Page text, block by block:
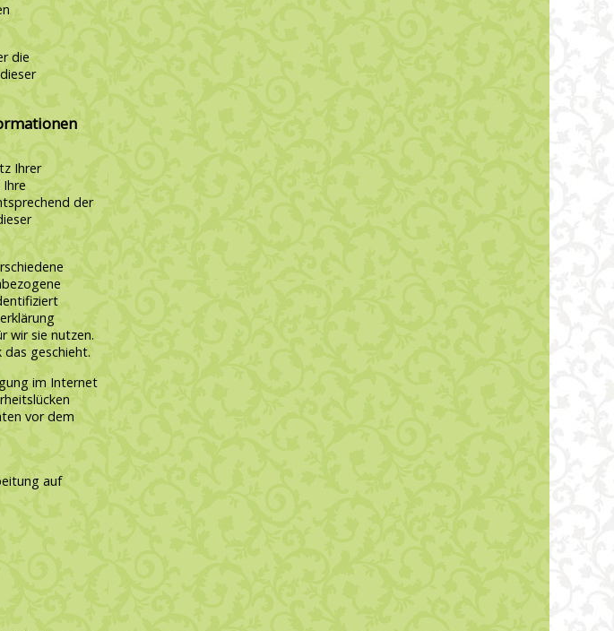
die
Ihrer
der
wir sie nutzen.
das geschieht.
im Internet
vor dem
auf